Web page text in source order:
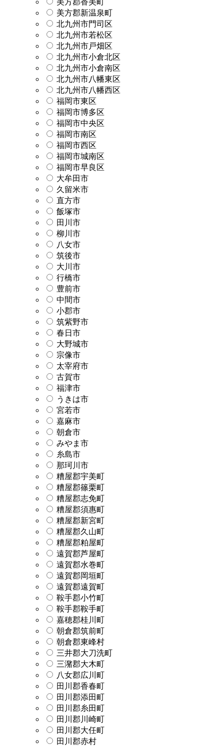
美方郡新温泉町
北九州市門司区
北九州市若松区
北九州市戸畑区
北九州市小倉北区
北九州市小倉南区
北九州市八幡東区
北九州市八幡西区
福岡市東区
福岡市博多区
福岡市中央区
福岡市南区
福岡市西区
福岡市城南区
福岡市早良区
大牟田市
久留米市
直方市
飯塚市
田川市
柳川市
八女市
筑後市
大川市
行橋市
豊前市
中間市
小郡市
筑紫野市
春日市
大野城市
宗像市
太宰府市
古賀市
福津市
うきは市
宮若市
嘉麻市
朝倉市
みやま市
糸島市
那珂川市
糟屋郡宇美町
糟屋郡篠栗町
糟屋郡志免町
糟屋郡須惠町
糟屋郡新宮町
糟屋郡久山町
糟屋郡粕屋町
遠賀郡芦屋町
遠賀郡水巻町
遠賀郡岡垣町
遠賀郡遠賀町
鞍手郡小竹町
鞍手郡鞍手町
嘉穂郡桂川町
朝倉郡筑前町
朝倉郡東峰村
三井郡大刀洗町
三潴郡大木町
八女郡広川町
田川郡香春町
田川郡添田町
田川郡糸田町
田川郡川崎町
田川郡大任町
田川郡赤村